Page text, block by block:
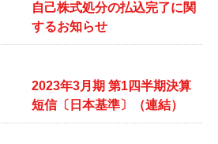
自己株式処分の払込完了に関
するお知らせ
2023年3月期 第1四半期決算
短信〔日本基準〕（連結）